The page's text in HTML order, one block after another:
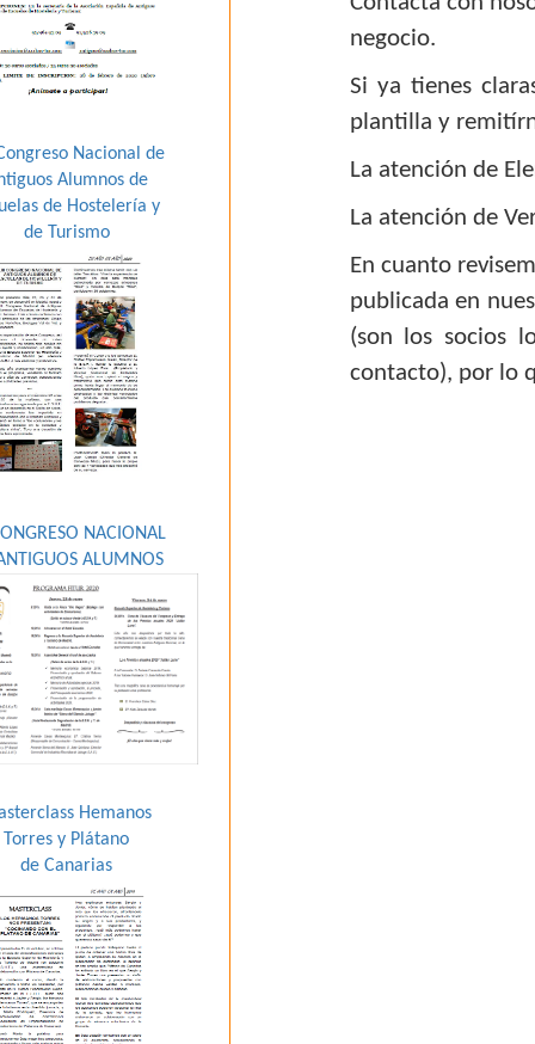
Nacional de
Alumnos de
de Hostelería y
de Turismo
NACIONAL
ALUMNOS
Hemanos
Torres y Plátano
de Canarias
negocio.
Si ya tienes
plantilla y
La atención de
La atención de
En cuanto
publicada en
(son los socios
contacto), por lo